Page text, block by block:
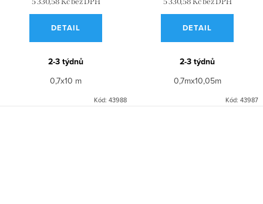
DETAIL
2-3 týdnů
0,7x10 m
Kód: 43988
DETAIL
2-3 týdnů
0,7mx10,05m
Kód: 43987